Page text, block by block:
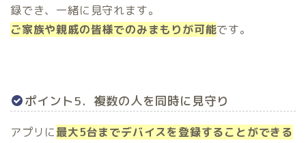
録でき、一緒に見守れます。
ご家族や親戚の皆様でのみまもりが可能です。
ポイント5．複数の人を同時に見守り
アプリに最大5台までデバイスを登録することができる